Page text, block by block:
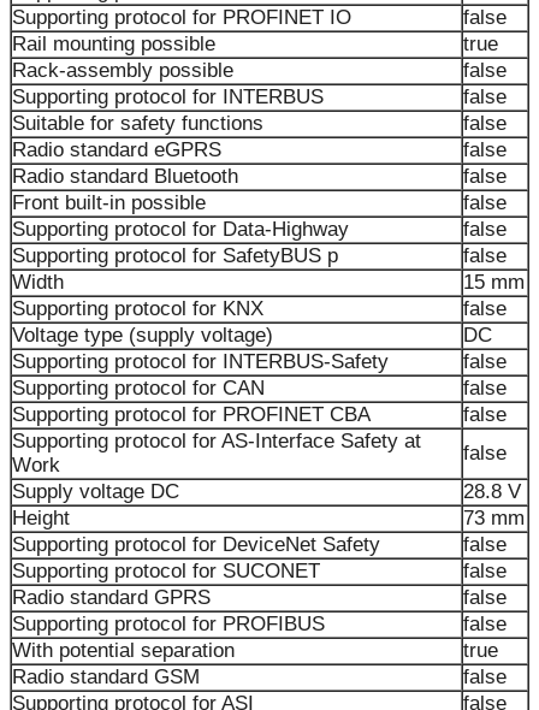
Supporting protocol for PROFINET IO
false
Rail mounting possible
true
Rack-assembly possible
false
Supporting protocol for INTERBUS
false
Suitable for safety functions
false
Radio standard eGPRS
false
Radio standard Bluetooth
false
Front built-in possible
false
Supporting protocol for Data-Highway
false
Supporting protocol for SafetyBUS p
false
Width
15 mm
Supporting protocol for KNX
false
Voltage type (supply voltage)
DC
Supporting protocol for INTERBUS-Safety
false
Supporting protocol for CAN
false
Supporting protocol for PROFINET CBA
false
Supporting protocol for AS-Interface Safety at
Work
false
Supply voltage DC
28.8 V
Height
73 mm
Supporting protocol for DeviceNet Safety
false
Supporting protocol for SUCONET
false
Radio standard GPRS
false
Supporting protocol for PROFIBUS
false
With potential separation
true
Radio standard GSM
false
Supporting protocol for ASI
false